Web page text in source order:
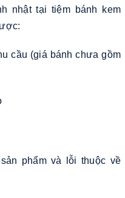
nhật tại tiệm bánh kem
cầu (giá bánh chưa gồm
phẩm và lỗi thuộc về